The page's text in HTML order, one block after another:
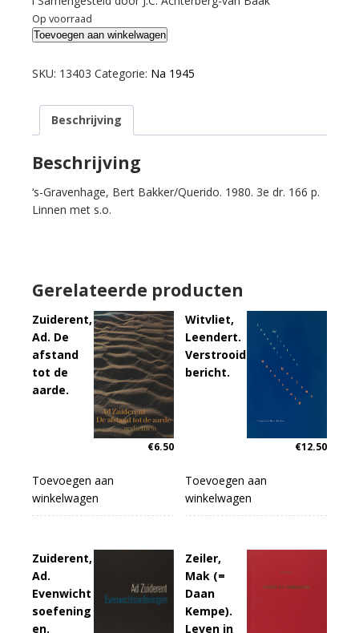
Op voorraad
Achterberg,
Het
op
kimmen.
aantal
Toevoegen aan winkelwagen
SKU: 13403 Categorie: Na 1945
Beschrijving
Beschrijving
‘s-Gravenhage, Bert Bakker/Querido. 1980. 3e dr. 166 p.
Linnen met s.o.
Gerelateerde producten
Zuiderent,
Ad. De
afstand
tot de
aarde.
€6.50
Toevoegen aan
winkelwagen
Witvliet,
Leendert.
Verstrooid
bericht.
€12.50
Toevoegen aan
winkelwagen
Zuiderent,
Ad.
Evenwicht
soefening
en.
Zeiler,
Mak (=
Daan
Kempe).
Leven in